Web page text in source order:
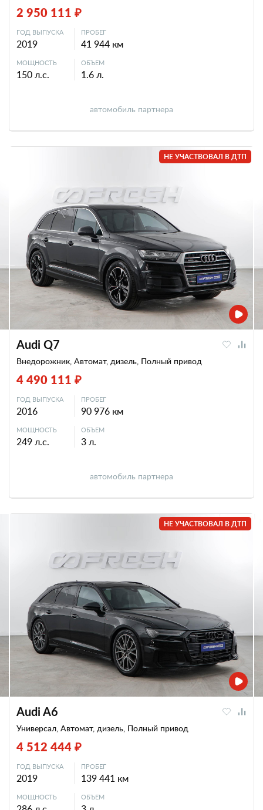
2 950 111 ₽
ГОД ВЫПУСКА
2019
ПРОБЕГ
41 944 км
МОЩНОСТЬ
150 л.с.
ОБЪЕМ
1.6 л.
автомобиль партнера
НЕ УЧАСТВОВАЛ В ДТП
Audi Q7
Внедорожник, Автомат, дизель, Полный привод
4 490 111 ₽
ГОД ВЫПУСКА
2016
ПРОБЕГ
90 976 км
МОЩНОСТЬ
249 л.с.
ОБЪЕМ
3 л.
автомобиль партнера
НЕ УЧАСТВОВАЛ В ДТП
Audi A6
Универсал, Автомат, дизель, Полный привод
4 512 444 ₽
ГОД ВЫПУСКА
2019
ПРОБЕГ
139 441 км
МОЩНОСТЬ ОБЪЕМ